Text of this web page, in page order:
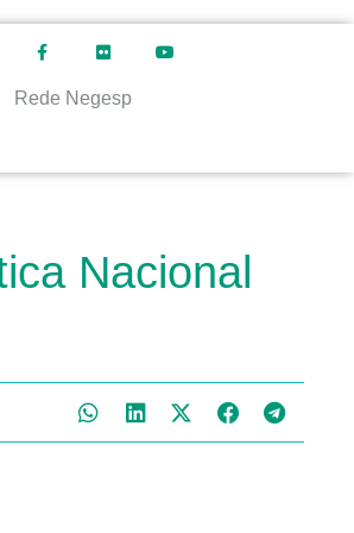
Rede Negesp
Nacional